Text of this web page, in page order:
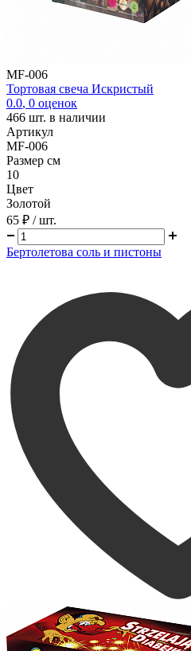
MF-006
Тортовая свеча Искристый
0.0, 0 оценок
466 шт. в наличии
Артикул
MF-006
Размер см
10
Цвет
Золотой
65 ₽ / шт.
Бертолетова соль и пистоны